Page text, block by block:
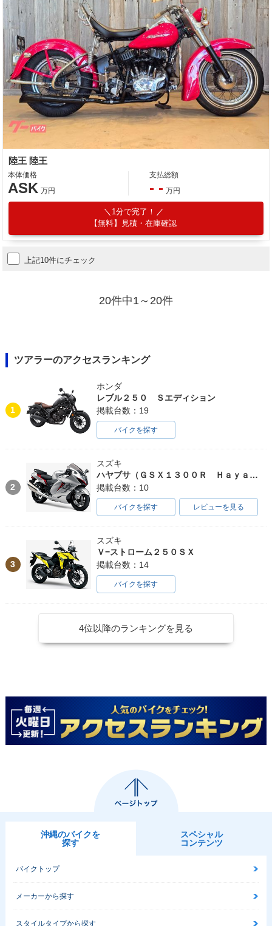
陸王 陸王
本体価格
ASK 万円
支払総額
- - 万円
1分で完了！
【無料】見積・在庫確認
上記10件にチェック
20件中1～20件
ツアラーのアクセスランキング
1
ホンダ
レブル２５０ Ｓエディション
掲載台数：19
バイクを探す
2
スズキ
ハヤブサ（ＧＳＸ１３００Ｒ Ｈａｙａｂｕｓａ）
掲載台数：10
バイクを探す レビューを見る
3
スズキ
Ｖ−ストローム２５０ＳＸ
掲載台数：14
バイクを探す
4位以降のランキングを見る
沖縄のバイクを
探す
スペシャル
コンテンツ
バイクトップ
メーカーから探す
スタイルタイプから探す